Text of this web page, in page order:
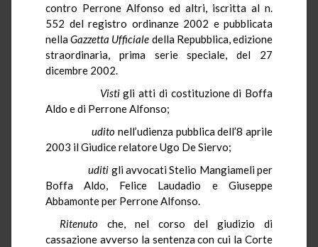
contro Perrone Alfonso ed altri, iscritta al n.
552 del registro ordinanze 2002 e pubblicata
nellaGazzetta Ufficiale della Repubblica, edizione
straordinaria, prima serie speciale, del 27
dicembre 2002.
Vistigli atti di costituzione di Boffa
Aldo e di Perrone Alfonso;
udito nell’udienza pubblica dell’8 aprile
2003 il Giudice relatore Ugo De Siervo;
uditi gli avvocati Stelio Mangiameli per
Boffa Aldo, Felice Laudadio e Giuseppe
Abbamonte per Perrone Alfonso.
Ritenuto che, nel corso del giudizio di
cassazione avverso la sentenza con cui la Corte